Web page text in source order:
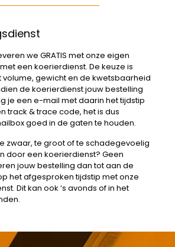
we GRATIS met onze eigen
een koerierdienst. De keuze is
volume, gewicht en de kwetsbaarheid
de koerierdienst jouw bestelling
je een e-mail met daarin het tijdstip
track & trace code, het is dus
goed in de gaten te houden.
zwaar, te groot of te schadegevoelig
door een koerierdienst? Geen
jouw bestelling dan tot aan de
het afgesproken tijdstip met onze
Dit kan ook ‘s avonds of in het